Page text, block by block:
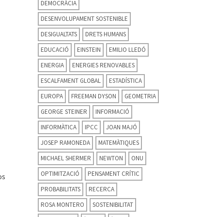
DEMOCRÀCIA
DESENVOLUPAMENT SOSTENIBLE
DESIGUALTATS
DRETS HUMANS
EDUCACIÓ
EINSTEIN
EMILIO LLEDÓ
ENERGIA
ENERGIES RENOVABLES
ESCALFAMENT GLOBAL
ESTADÍSTICA
EUROPA
FREEMAN DYSON
GEOMETRIA
GEORGE STEINER
INFORMACIÓ
INFORMÀTICA
IPCC
JOAN MAJÓ
JOSEP RAMONEDA
MATEMÀTIQUES
MICHAEL SHERMER
NEWTON
ONU
OPTIMITZACIÓ
PENSAMENT CRÍTIC
PROBABILITATS
RECERCA
ROSA MONTERO
SOSTENIBILITAT